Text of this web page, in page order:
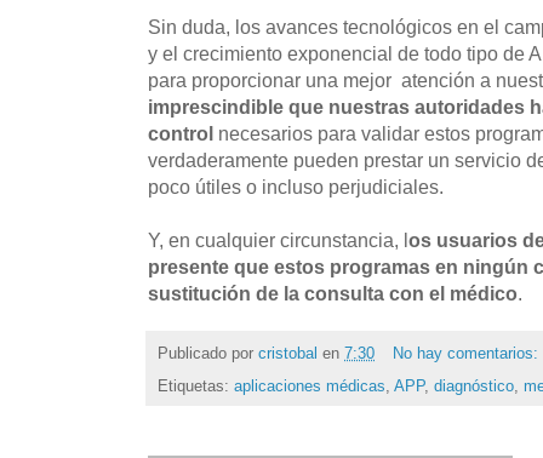
Sin duda, los avances tecnológicos en el
y el crecimiento exponencial de todo tipo de
para proporcionar una mejor atención a
imprescindible que nuestras autoridades
control necesarios para validar estos
verdaderamente pueden prestar un servicio
poco útiles o incluso perjudiciales.
Y, en cualquier circunstancia, los usuarios
presente que estos programas en ningún
sustitución de la consulta con el médico
Publicado por cristobal en 7:30
No hay comentarios:
Etiquetas: aplicaciones médicas APP, diagnóstico